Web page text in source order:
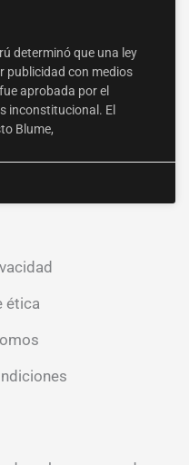
determinó que una ley
publicidad con medios
aprobada por el
inconstitucional. El
Blume,
ética